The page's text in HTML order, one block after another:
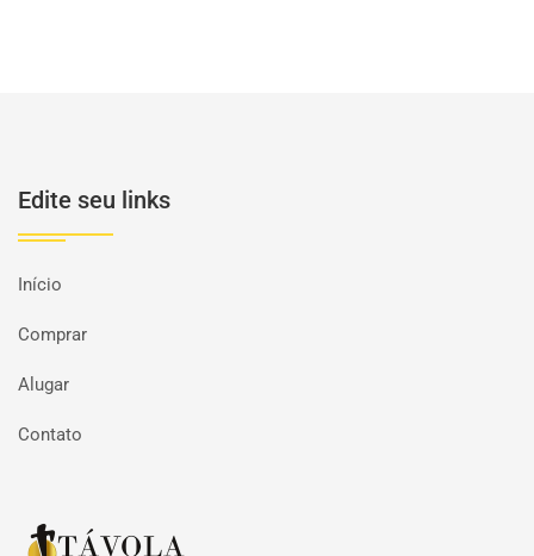
Edite seu links
Início
Comprar
Alugar
Contato
Página inicial